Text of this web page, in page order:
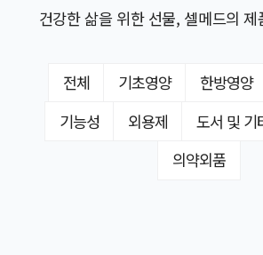
건강한 삶을 위한 선물, 셀메드의
전체 기초영양 한방영양
기능성
외용제 도서 및 기
의약외품